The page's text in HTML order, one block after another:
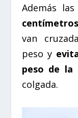
Además
van
peso y
peso de la
colgada.